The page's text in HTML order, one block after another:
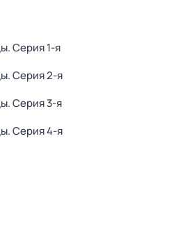
. Серия 1-я
. Серия 2-я
. Серия 3-я
. Серия 4-я